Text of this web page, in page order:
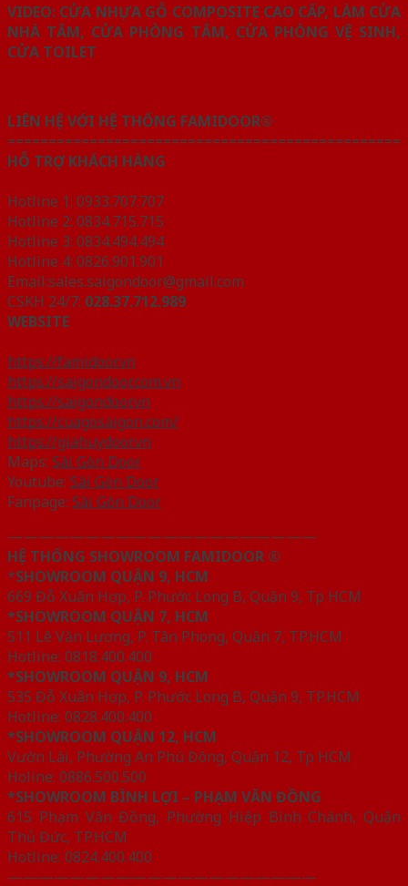
VIDEO: CỬA NHỰA GỖ COMPOSITE CAO CẤP, LÀM CỬA
NHÀ TẮM, CỬA PHÒNG TẮM, CỬA PHÒNG VỆ SINH,
CỬA TOILET
LIÊN HỆ VỚI HỆ THỐNG FAMIDOOR®
================================================
HỖ TRỢ KHÁCH HÀNG
Hotline 1: 0933.707.707
Hotline 2: 0834.715.715
Hotline 3: 0834.494.494
Hotline 4: 0826.901.901
Email:sales.saigondoor@gmail.com
CSKH 24/7: 028.37.712.989
WEBSITE
https://famidoor.vn
https://saigondoor.com.vn
https://saigondoor.vn
https://cuagosaigon.com/
https://giahuydoor.vn
Maps: Sài Gòn Door
Youtube: Sài Gòn Door
Fanpage: Sài Gòn Door
————————————————————
HỆ THỐNG SHOWROOM FAMIDOOR ®
*SHOWROOM QUẬN 9, HCM
669 Đỗ Xuân Hợp, P. Phước Long B, Quận 9, Tp HCM
*SHOWROOM QUẬN 7, HCM
511 Lê Văn Lương, P. Tân Phong, Quận 7, TP.HCM
Hotline: 0818.400.400
*SHOWROOM QUẬN 9, HCM
535 Đỗ Xuân Hợp, P. Phước Long B, Quận 9, TP.HCM
Hotline: 0828.400.400
*SHOWROOM QUẬN 12, HCM
Vườn Lài, Phường An Phú Đông, Quận 12, Tp HCM
Holine: 0886.500.500
*SHOWROOM BÌNH LỢI – PHẠM VĂN ĐỒNG
615 Phạm Văn Đồng, Phường Hiệp Bình Chánh, Quận
Thủ Đức, TP.HCM
Hotline: 0824.400.400
————————————————————